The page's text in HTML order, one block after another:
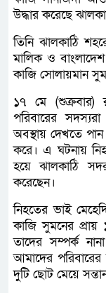
উদ্ধার করেছে
তিনি ঝালকাঠি
মালিক ও বাংলাদেশ
কাজি সোলায়মান
১৭ মে (শুক্রবার)
পরিবারের
অবস্থায় দেখতে
করে। এ ঘটনায়
হয়ে ঝালকাঠি
করেছেন।
নিহতের ভাই
কাজি সুমনের
তাদের সম্পর্ক
আমাদের
দুটি ছোট মেয়ে